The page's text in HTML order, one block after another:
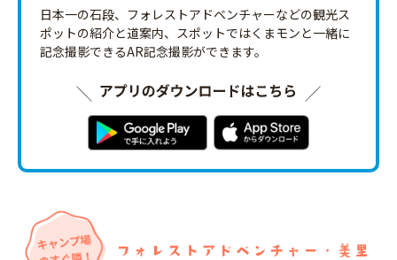
日本一の石段、フォレストアドベンチャーなどの観光ス
ポットの紹介と道案内、スポットではくまモンと一緒に
記念撮影できるAR記念撮影ができます。